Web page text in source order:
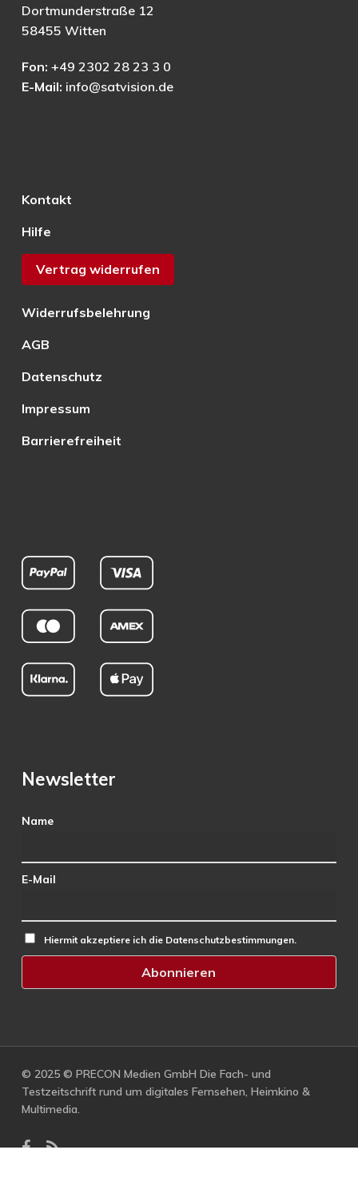
Dortmunderstraße 12
58455 Witten
Fon: +49 2302 28 23 3 0
E-Mail: info@satvision.de
Kontakt
Hilfe
Vertrag widerrufen
Widerrufsbelehrung
AGB
Datenschutz
Impressum
Barrierefreiheit
Newsletter
Name
E-Mail
Hiermit akzeptiere ich die Datenschutzbestimmungen.
© 2025 © PRECON Medien GmbH Die Fach- und
Testzeitschrift rund um digitales Fernsehen, Heimkino &
Multimedia.
facebook
RSS